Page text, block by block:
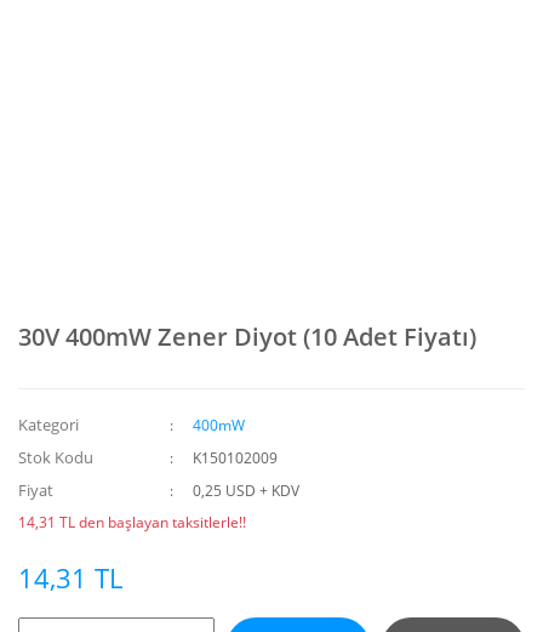
30V 400mW Zener Diyot (10 Adet Fiyatı)
Kategori 400mW
Stok Kodu K150102009
Fiyat
0,25 USD + KDV
14,31 TL den başlayan taksitlerle!!
14,31 TL